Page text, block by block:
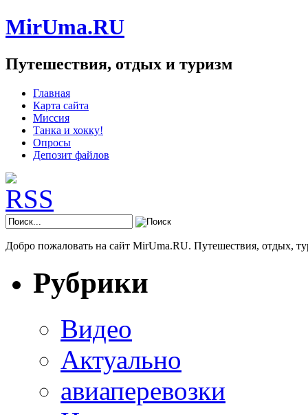
MirUma.RU
Путешествия, отдых и туризм
Главная
Карта сайта
Миссия
Танка и хокку!
Опросы
Депозит файлов
Добро пожаловать на сайт MirUma.RU. Путешествия, отдых,
Рубрики
Видео
Актуально
авиаперевозки